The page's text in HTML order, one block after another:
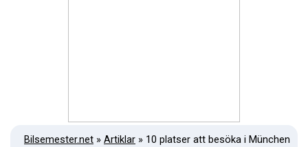
Bilsemester.net » Artiklar » 10 platser att besöka i München